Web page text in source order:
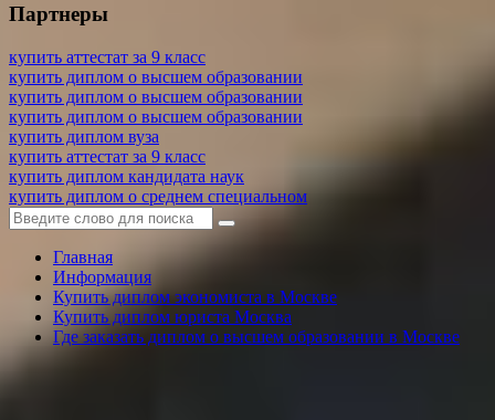
Партнеры
купить аттестат за 9 класс
купить диплом о высшем образовании
купить диплом о высшем образовании
купить диплом о высшем образовании
купить диплом вуза
купить аттестат за 9 класс
купить диплом кандидата наук
купить диплом о среднем специальном
Главная
Информация
Купить диплом экономиста в Москве
Купить диплом юриста Москва
Где заказать диплом о высшем образовании в Москве